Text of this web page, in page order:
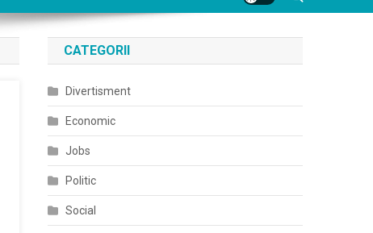
CATEGORII
Divertisment
Economic
Jobs
Politic
Social